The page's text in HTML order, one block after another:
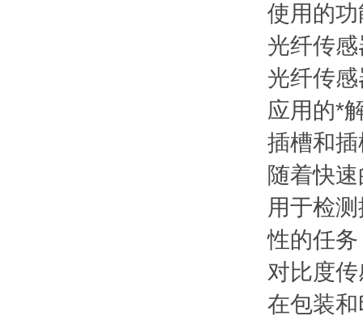
使用的
光纤传
光纤传
应用的*
插槽和
随着快
用于检
性的任
对比度
在包装